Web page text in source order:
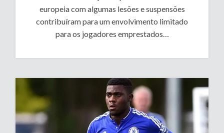
europeia com algumas lesões e suspensões
contribuíram para um envolvimento limitado
para os jogadores emprestados…